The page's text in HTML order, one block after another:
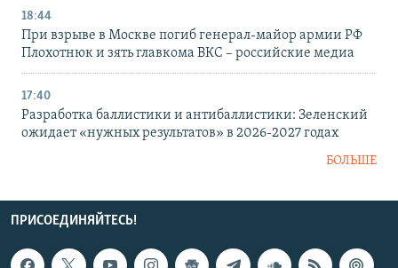
18:44
При взрыве в Москве погиб генерал-майор армии РФ
Плохотнюк и зять главкома ВКС – российские медиа
17:40
Разработка баллистики и антибаллистики: Зеленский
ожидает «нужных результатов» в 2026-2027 годах
БОЛЬШЕ
ПРИСОЕДИНЯЙТЕСЬ!